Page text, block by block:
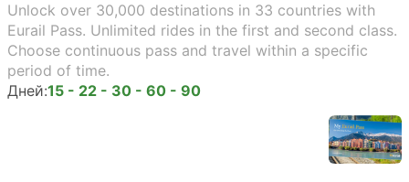
Unlock over 30,000 destinations in 33 countries with
Eurail Pass. Unlimited rides in the first and second class.
Choose continuous pass and travel within a specific
period of time.
Дней:15 - 22 - 30 - 60 - 90